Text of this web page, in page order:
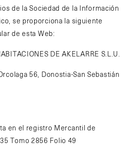
de la Sociedad de la Información
se proporciona la siguiente
de esta Web:
DE AKELARRE S.L.U.
56, Donostia-San Sebastián
en el registro Mercantil de
Tomo 2856 Folio 49